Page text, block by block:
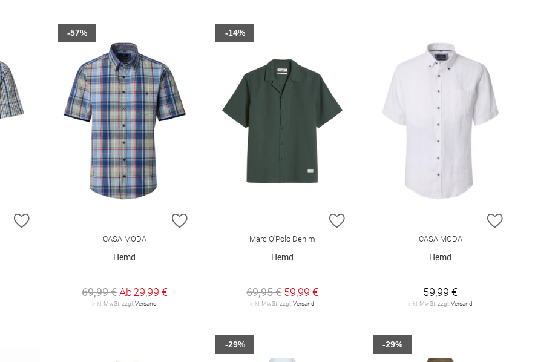
ZUR WUNSCHLISTE HINZUFÜGEN ZUR WUNSCHLISTE HINZUFÜGEN
CASA MODA
Hemd
69,99 €Ab29,99 €
inkl. MwSt. zzgl.Versand
-57%
Marc O'Polo Denim
Hemd
69,95 € 59,99 €
inkl. MwSt. zzgl.Versand
-14%
ZUR
CASA MODA
Hemd
59,99 €
inkl. MwSt. zzgl.Versand
-29% -29%